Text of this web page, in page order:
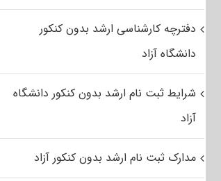
دفترچه کارشناسی ارشد بدون کنکور
دانشگاه آزاد
شرایط ثبت نام ارشد بدون کنکور دانشگاه
آزاد
مدارک ثبت نام ارشد بدون کنکور آزاد